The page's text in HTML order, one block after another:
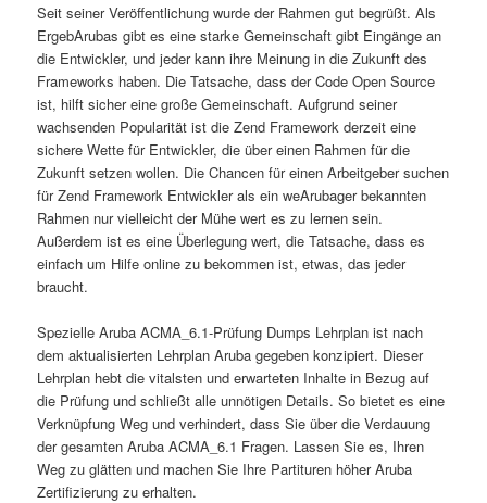
Seit seiner Veröffentlichung wurde der Rahmen gut begrüßt. Als
ErgebArubas gibt es eine starke Gemeinschaft gibt Eingänge an
die Entwickler, und jeder kann ihre Meinung in die Zukunft des
Frameworks haben. Die Tatsache, dass der Code Open Source
ist, hilft sicher eine große Gemeinschaft. Aufgrund seiner
wachsenden Popularität ist die Zend Framework derzeit eine
sichere Wette für Entwickler, die über einen Rahmen für die
Zukunft setzen wollen. Die Chancen für einen Arbeitgeber suchen
für Zend Framework Entwickler als ein weArubager bekannten
Rahmen nur vielleicht der Mühe wert es zu lernen sein.
Außerdem ist es eine Überlegung wert, die Tatsache, dass es
einfach um Hilfe online zu bekommen ist, etwas, das jeder
braucht.
Spezielle Aruba ACMA_6.1-Prüfung Dumps Lehrplan ist nach
dem aktualisierten Lehrplan Aruba gegeben konzipiert. Dieser
Lehrplan hebt die vitalsten und erwarteten Inhalte in Bezug auf
die Prüfung und schließt alle unnötigen Details. So bietet es eine
Verknüpfung Weg und verhindert, dass Sie über die Verdauung
der gesamten Aruba ACMA_6.1 Fragen. Lassen Sie es, Ihren
Weg zu glätten und machen Sie Ihre Partituren höher Aruba
Zertifizierung zu erhalten.